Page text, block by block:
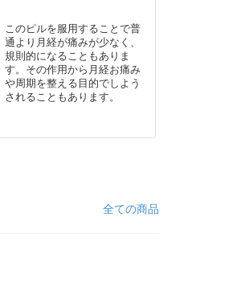
このピルを服用することで普
通より月経が痛みが少なく、
規則的になることもありま
す。その作用から月経お痛み
や周期を整える目的でしよう
されることもあります。
全ての商品